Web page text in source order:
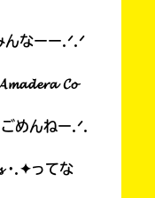
んなーー.ᐟ.ᐟ
𝓒𝓸
めんねー.ᐟ.
·.✦ってな